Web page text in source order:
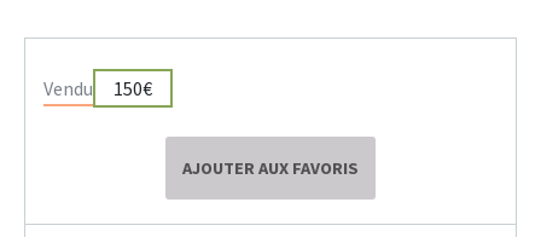
Vendu 150€
AJOUTER AUX FAVORIS